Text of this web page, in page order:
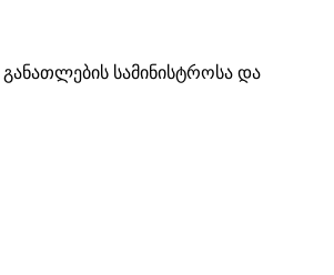
განათლების სამინისტროსა და